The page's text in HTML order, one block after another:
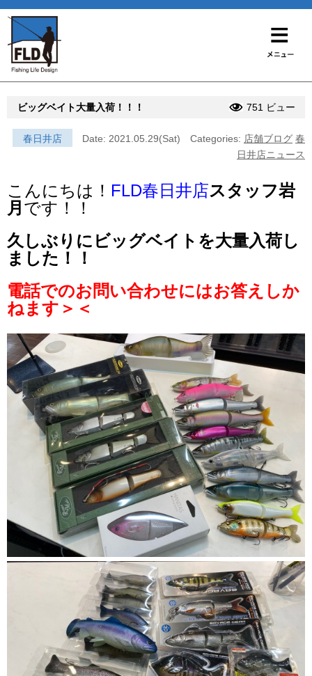
ビッグベイト大量入荷！！！ 751 ビュー
春日井店 Date: 2021.05.29(Sat) Categories: 店舗ブログ 春
日井店ニュース
こんにちは！ FLD春日井店スタッフ岩
月 です！！
久しぶりにビッグベイトを大量入荷し
ました！！
電話でのお問い合わせにはお答えしか
ねます＞＜